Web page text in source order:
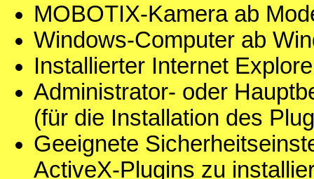
MOBOTIX-Kamera ab
Windows-Computer ab
Installierter Internet
Administrator- oder
(für die Installation des
Geeignete
ActiveX-Plugins zu